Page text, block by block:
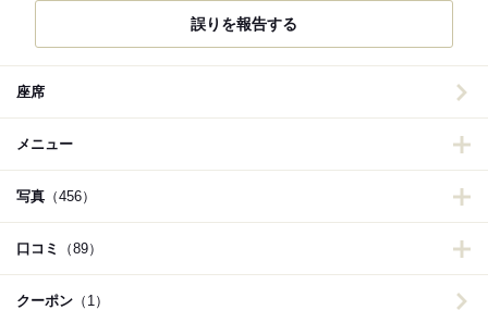
誤りを報告する
座席
メニュー
写真 （456）
口コミ （89）
クーポン （1）